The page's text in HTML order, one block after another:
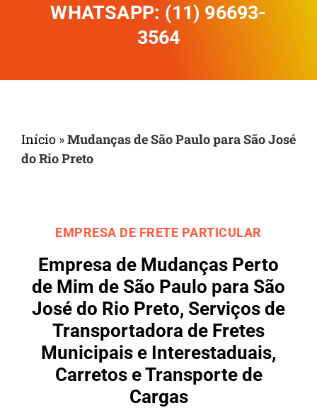
WHATSAPP: (11) 96693-
3564
Início »Mudanças de São Paulo para São José
do Rio Preto
EMPRESA DE FRETE PARTICULAR
Empresa de Mudanças Perto
de Mim de São Paulo para São
José do Rio Preto, Serviços de
Transportadora de Fretes
Municipais e Interestaduais,
Carretos e Transporte de
Cargas